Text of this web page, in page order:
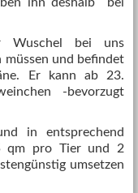
Wuschel bei uns
und befindet
Er kann ab 23.
-bevorzugt
in entsprechend
qm pro Tier und 2
umsetzen